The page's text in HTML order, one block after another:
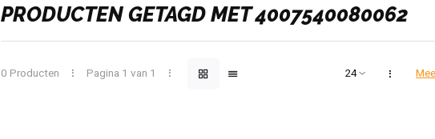
PRODUCTEN GETAGD MET 4007540080062
0 Producten Pagina 1 van 1